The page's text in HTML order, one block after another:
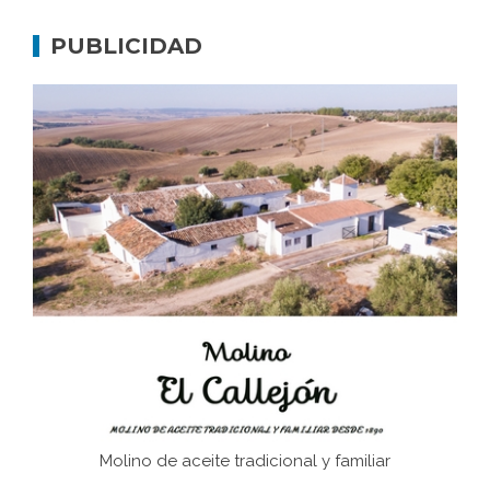
concentración nazis
Bornos
El Frente Popular. Ubrique, febrero-julio 1936
Juntar las letras. La alfabetización en el campo: del
afán de saber a la autogestión
Historia y vivencias del poblado de Los Hurones
PUBLICIDAD
Molino de aceite tradicional y familiar